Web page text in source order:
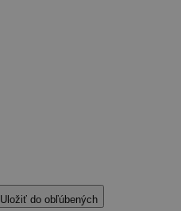
Uložiť do obľúbených